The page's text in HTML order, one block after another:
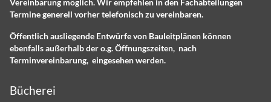
Termine generell vorher telefonisch zu vereinbaren.
Öffentlich ausliegende Entwürfe von Bauleitplänen können
ebenfalls außerhalb der o.g. Öffnungszeiten, nach
Terminvereinbarung, eingesehen werden.
Bücherei